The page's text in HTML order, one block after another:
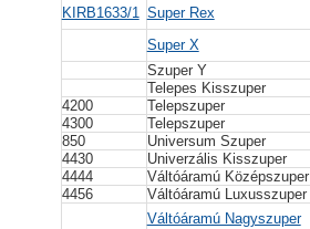
KIRB1633/1 Super Rex
Super X
Szuper Y
Telepes Kisszuper
4200
Telepszuper
4300
Telepszuper
850
Universum Szuper
4430
Univerzális Kisszuper
4444
Váltóáramú Középszuper
4456
Váltóáramú Luxusszuper
Váltóáramú Nagyszuper